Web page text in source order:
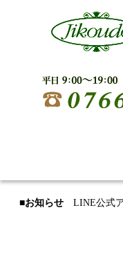
■お知らせ LINE公式